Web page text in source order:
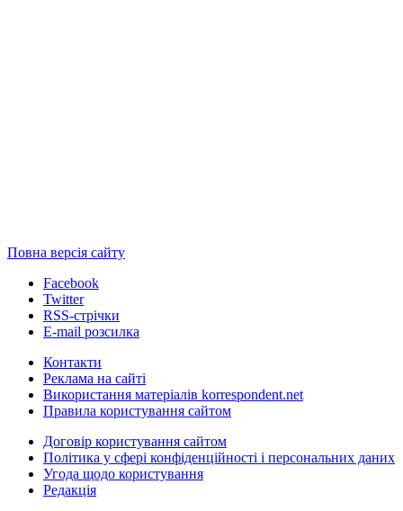
Повна версія сайту
Facebook
Twitter
RSS-стрічки
E-mail розсилка
Контакти
Реклама на сайті
Використання матеріалів korrespondent.net
Правила користування сайтом
Договір користування сайтом
Політика у сфері конфіденційності і персональних даних
Угода щодо користування
Редакція